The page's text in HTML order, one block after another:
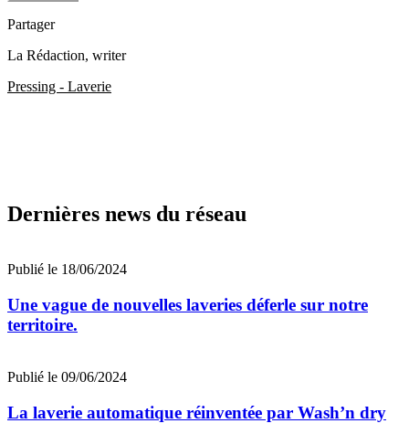
Partager
La Rédaction, writer
Pressing - Laverie
Dernières news du réseau
Publié le 18/06/2024
Une vague de nouvelles laveries déferle sur notre
territoire.
Publié le 09/06/2024
La laverie automatique réinventée par Wash’n dry